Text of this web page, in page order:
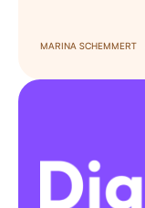
MARINA SCHEMMERT